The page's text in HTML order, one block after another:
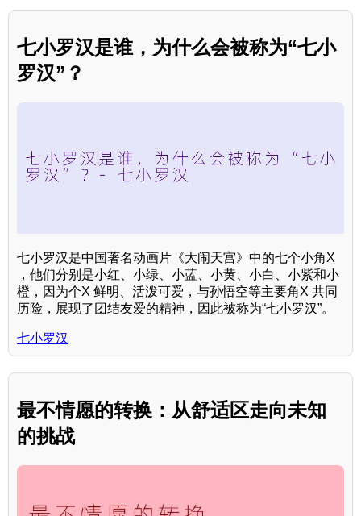
七小罗汉是谁，为什么会被称为“七小
罗汉”？
七小罗汉是中国著名动画片《大闹天宫》中的七个小角X
，他们分别是小红、小绿、小蓝、小黄、小白、小紫和小
橙，因为个X 鲜明、活泼可爱，与孙悟空等主要角X 共同
历险，展现了团结友爱的精神，因此被称为“七小罗汉”。
七小罗汉
最不情愿的转换：从舒适区走向未知
的挑战